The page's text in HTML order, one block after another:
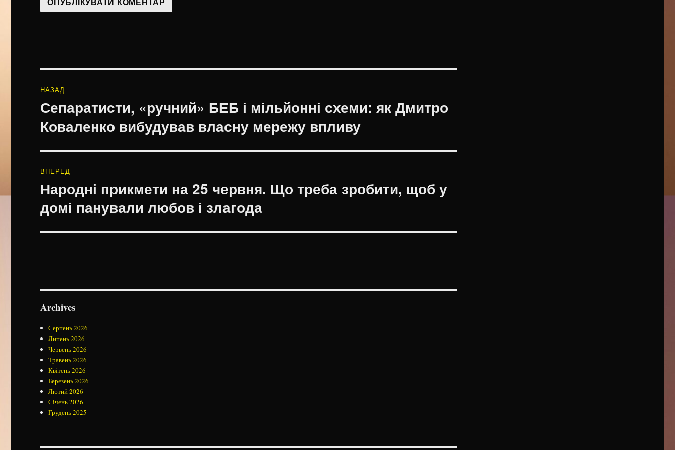
записів
НАЗАД
Попередній
Сепаратисти, «ручний» БЕБ і мільйонні схеми: як Дмитро
Коваленко вибудував власну мережу впливу
ВПЕРЕД
Наступний
запис:
Народні прикмети на 25 червня. Що треба зробити, щоб у
домі панували любов і злагода
Archives
Серпень 2026
Липень 2026
Червень 2026
Травень 2026
Квітень 2026
Березень 2026
Лютий 2026
Січень 2026
Грудень 2025